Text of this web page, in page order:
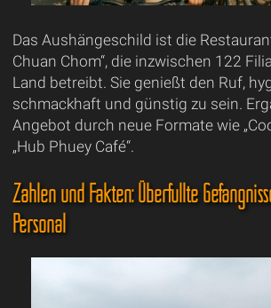
Das Aushängeschild ist die
Chuan Chom“, die inzwischen 122
Land betreibt. Sie genießt den Ruf,
schmackhaft und günstig zu sein.
Angebot durch neue Formate wie
„Hub Phuey Café“.
Zahlen und Fakten: Überfüllte
Personal